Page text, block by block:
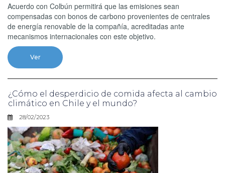
Acuerdo con Colbún permitirá que las emisiones sean
compensadas con bonos de carbono provenientes de centrales
de energía renovable de la compañía, acreditadas ante
mecanismos internacionales con este objetivo.
Ver
¿Cómo el desperdicio de comida afecta al cambio
climático en Chile y el mundo?
28/02/2023